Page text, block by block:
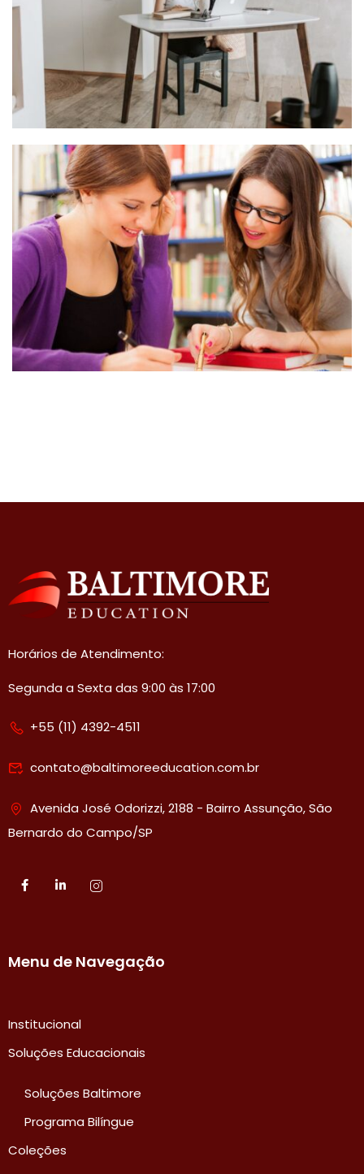
Horários de Atendimento:
Segunda a Sexta das 9:00 às 17:00
+55 (11) 4392-4511
contato@baltimoreeducation.com.br
Avenida José Odorizzi, 2188 - Bairro Assunção, São
Bernardo do Campo/SP
Menu de Navegação
Institucional
Soluções Educacionais
Soluções Baltimore
Programa Bilíngue
Coleções